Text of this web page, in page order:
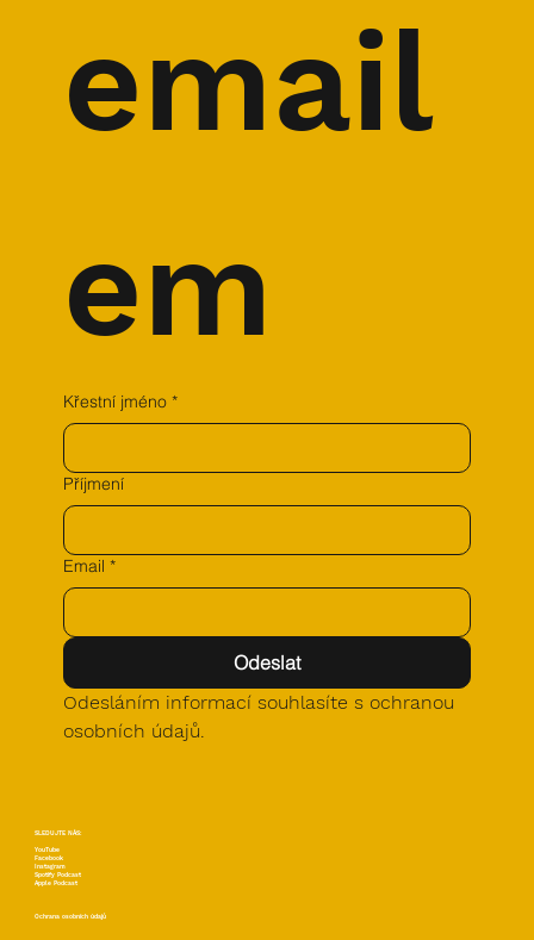
email
em
Křestní jméno *
Příjmení
Email *
Odeslat
Odesláním informací souhlasíte s ochranou
osobních údajů.
SLEDUJTE NÁS:
YouTube
Facebook
Instagram
Spotify Podcast
Apple Podcast
Ochrana osobních údajů